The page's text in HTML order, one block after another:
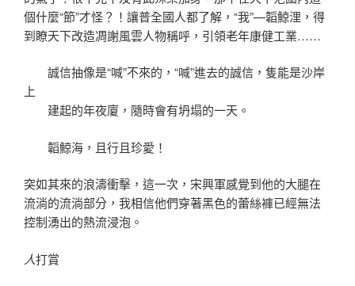
個什麼“節”才怪？！讓普全國人都了解，“我”—韜鯨浬，得
到瞭天下改造凋謝風雲人物稱呼，引領老年康健工業……
誠信抽像是“喊”不來的，“喊”進去的誠信，隻能是沙岸
上
建起的年夜廈，隨時會有坍塌的一天。
韜鯨海，且行且珍愛！
突如其來的浪濤衝擊，這一次，宋興軍感覺到他的大腿在
流淌的流淌部分，我相信他們穿著黑色的蕾絲褲已經無法
控制湧出的熱流浸泡。
人打賞